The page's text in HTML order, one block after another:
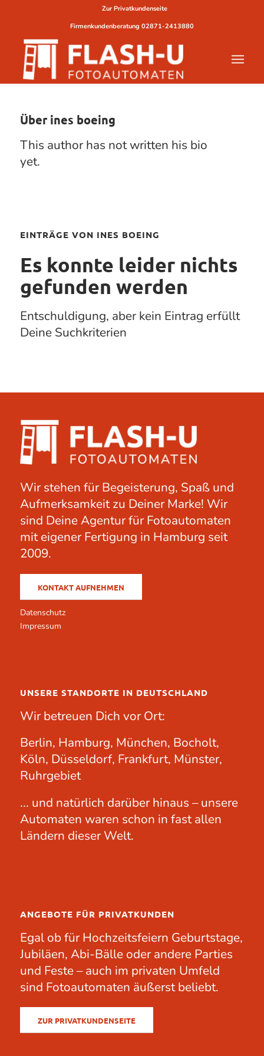
Zur Privatkundenseite
Firmenkundenberatung 02871-2413880
Überines boeing
This author has not written his bio
yet.
EINTRÄGE VON INES BOEING
Es konnte leider nichts
gefunden werden
Entschuldigung, aber kein Eintrag erfüllt
Deine Suchkriterien
Wir stehen für Begeisterung, Spaß und
Aufmerksamkeit zu Deiner Marke! Wir
sind Deine Agentur für Fotoautomaten
mit eigener Fertigung in Hamburg seit
2009.
KONTAKT AUFNEHMEN
Datenschutz
Impressum
UNSERE STANDORTE IN DEUTSCHLAND
Wir betreuen Dich vor Ort:
Berlin, Hamburg, München, Bocholt,
Köln, Düsseldorf, Frankfurt, Münster,
Ruhrgebiet
... und natürlich darüber hinaus – unsere
Automaten waren schon in fast allen
Ländern dieser Welt.
ANGEBOTE FÜR PRIVATKUNDEN
Egal ob fürHochzeitsfeiern Geburtstage,
Jubiläen, Abi-Bälle oder andere Parties
und Feste – auch im privaten Umfeld
sind Fotoautomaten äußerst beliebt.
ZUR PRIVATKUNDENSEITE